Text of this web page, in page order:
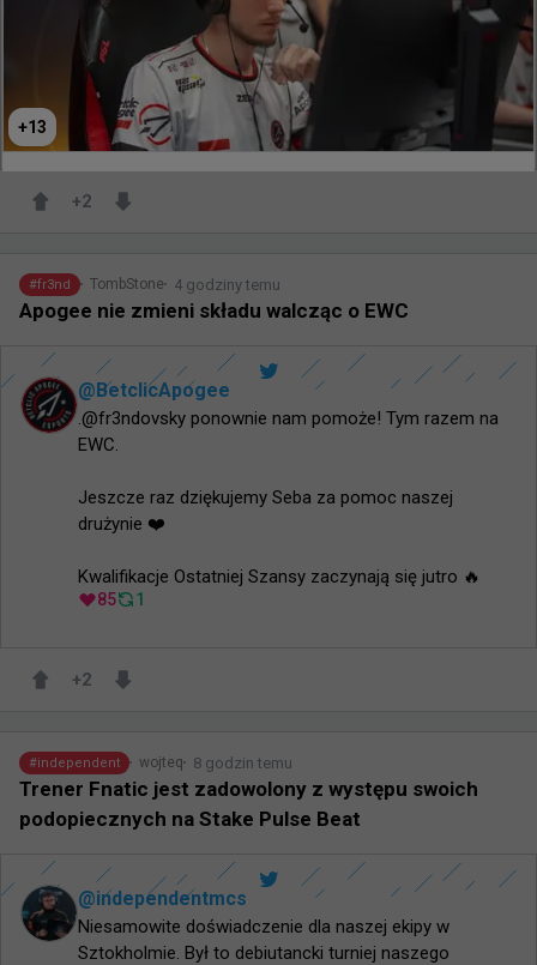
346 2
+2
#fr3nd TombStone 4 godziny temu
Apogee nie zmieni składu walcząc o EWC
@BetclicApogee
​.@fr3ndovsky ponownie nam pomoże! Tym razem na
EWC.
​Jeszcze raz dziękujemy Seba za pomoc naszej
drużynie ❤️
​Kwalifikacje Ostatniej Szansy zaczynają się jutro 🔥
85 1
+2
#independent wojteq 8 godzin temu
Trener Fnatic jest zadowolony z występu swoich
podopiecznych na Stake Pulse Beat
@independentmcs
Niesamowite doświadczenie dla naszej ekipy w
Sztokholmie. Był to debiutancki turniej naszego
+13